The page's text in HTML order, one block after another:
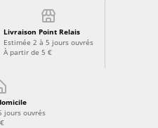
Livraison Point Relais
Estimée 2 à 5 jours ouvrés
À partir de 5 €
jours ouvrés